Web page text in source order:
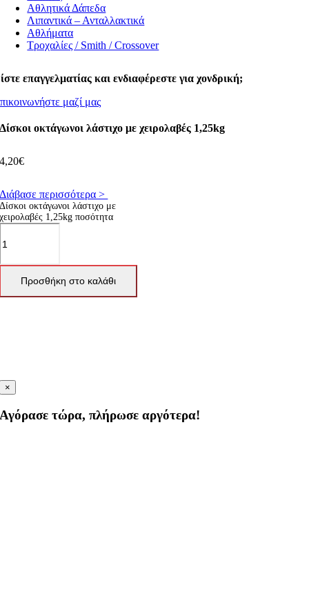
Αθλητικά Δάπεδα
Λιπαντικά – Ανταλλακτικά
Αθλήματα
Τροχαλίες / Smith / Crossover
επαγγελματίας και ενδιαφέρεστε για χονδρική;
μαζί μας
Δίσκοι οκτάγωνοι λάστιχο με χειρολαβές 1,25kg
4,20€
Διάβασε περισσότερα >
Δίσκοι οκτάγωνοι λάστιχο με
χειρολαβές 1,25kg ποσότητα
Προσθήκη στο καλάθι
×
Αγόρασε τώρα, πλήρωσε αργότερα!